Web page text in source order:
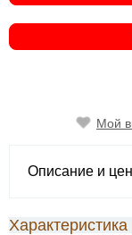
Мой
Описание и